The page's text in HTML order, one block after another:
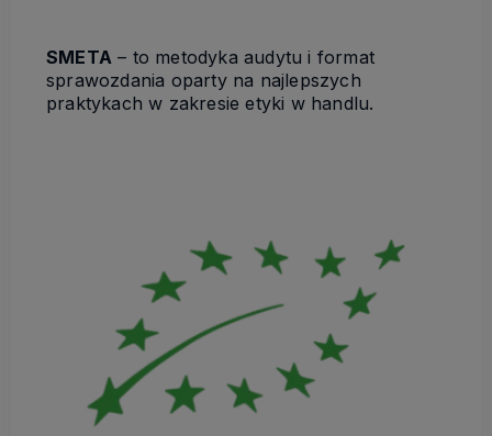
SMETA – to metodyka audytu i format
sprawozdania oparty na najlepszych
praktykach w zakresie etyki w handlu.